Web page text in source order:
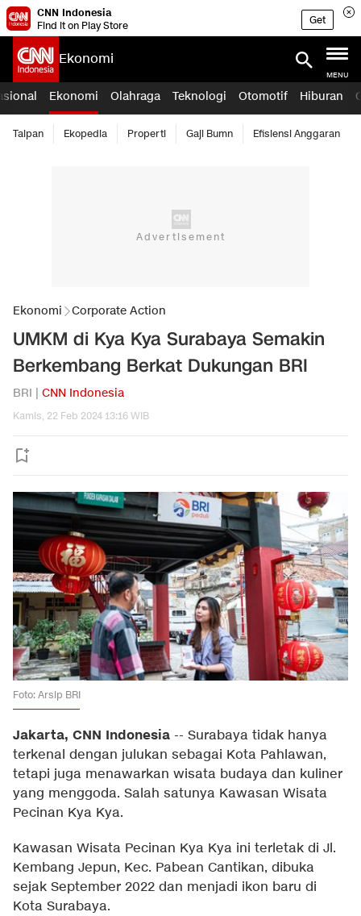
CNN Indonesia
Find it on Play Store
Get
Ekonomi
MENU
Ekonomi Olahraga Teknologi Otomotif Hiburan
Taipan Ekopedia Properti Gaji Bumn Efisiensi Anggaran
Ekonomi Corporate Action
UMKM di Kya Kya Surabaya Semakin
Berkembang Berkat Dukungan BRI
BRI | CNN Indonesia
Kamis, 22 Feb 2024 13:16 WIB
Foto: Arsip BRI
Jakarta, CNN Indonesia -- Surabaya tidak hanya
terkenal dengan julukan sebagai Kota Pahlawan,
tetapi juga menawarkan wisata budaya dan kuliner
yang menggoda. Salah satunya Kawasan Wisata
Pecinan Kya Kya.
Kawasan Wisata Pecinan Kya Kya ini terletak di Jl.
Kembang Jepun, Kec. Pabean Cantikan, dibuka
sejak September 2022 dan menjadi ikon baru di
Kota Surabaya.